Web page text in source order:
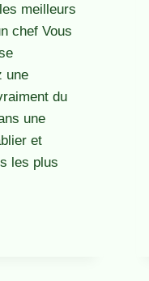
meilleurs
chef Vous
une
du
une
et
les plus